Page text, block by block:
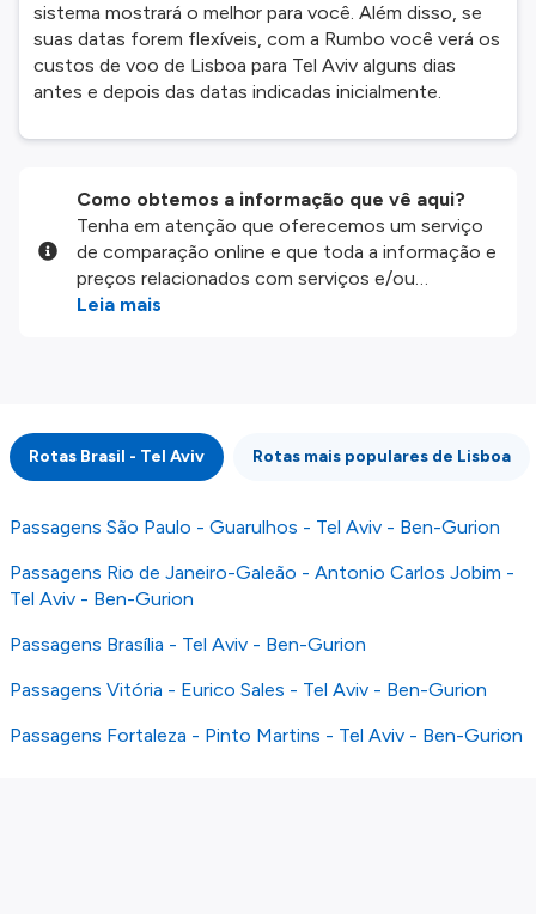
sistema mostrará o melhor para você. Além disso, se
suas datas forem flexíveis, com a Rumbo você verá os
custos de voo de Lisboa para Tel Aviv alguns dias
antes e depois das datas indicadas inicialmente.
Como obtemos a informação que vê aqui?
Tenha em atenção que oferecemos um serviço
de comparação online e que toda a informação e
preços relacionados com serviços e/ou
produtos disponíveis no nosso website são
integridade ou pela precisão da informação
publicada, por isso verifique com atenção todas
as condições no website do parceiro antes de
fazer uma reserva. Para mais detalhes verifique
os nossosTermos e Condições
Leia mais
Rotas Brasil - Tel Aviv Rotas mais populares de Lisboa
Passagens São Paulo - Guarulhos - Tel Aviv - Ben-Gurion
Passagens Rio de Janeiro-Galeão - Antonio Carlos Jobim -
Tel Aviv - Ben-Gurion
Passagens Brasília - Tel Aviv - Ben-Gurion
Passagens Vitória - Eurico Sales - Tel Aviv - Ben-Gurion
Passagens Fortaleza - Pinto Martins - Tel Aviv - Ben-Gurion